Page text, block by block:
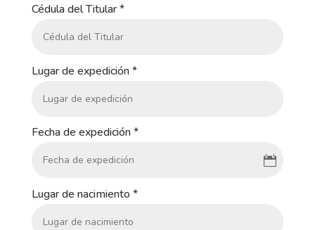
Cédula del Titular*
Lugar de expedición*
Fecha de expedición*
Lugar de nacimiento *